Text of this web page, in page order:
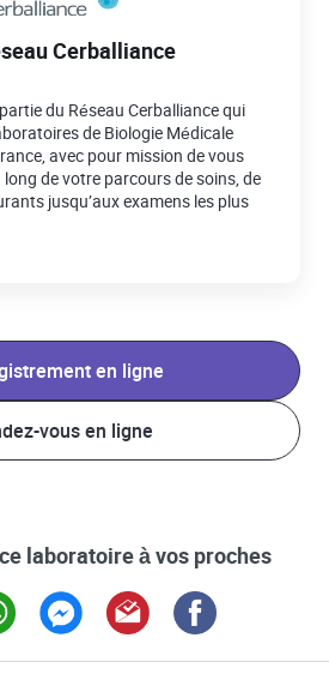
Cerballiance
du Réseau Cerballiance qui
de Biologie Médicale
avec pour mission de vous
de votre parcours de soins, de
jusqu’aux examens les plus
en ligne
vous en ligne
laboratoire à vos proches